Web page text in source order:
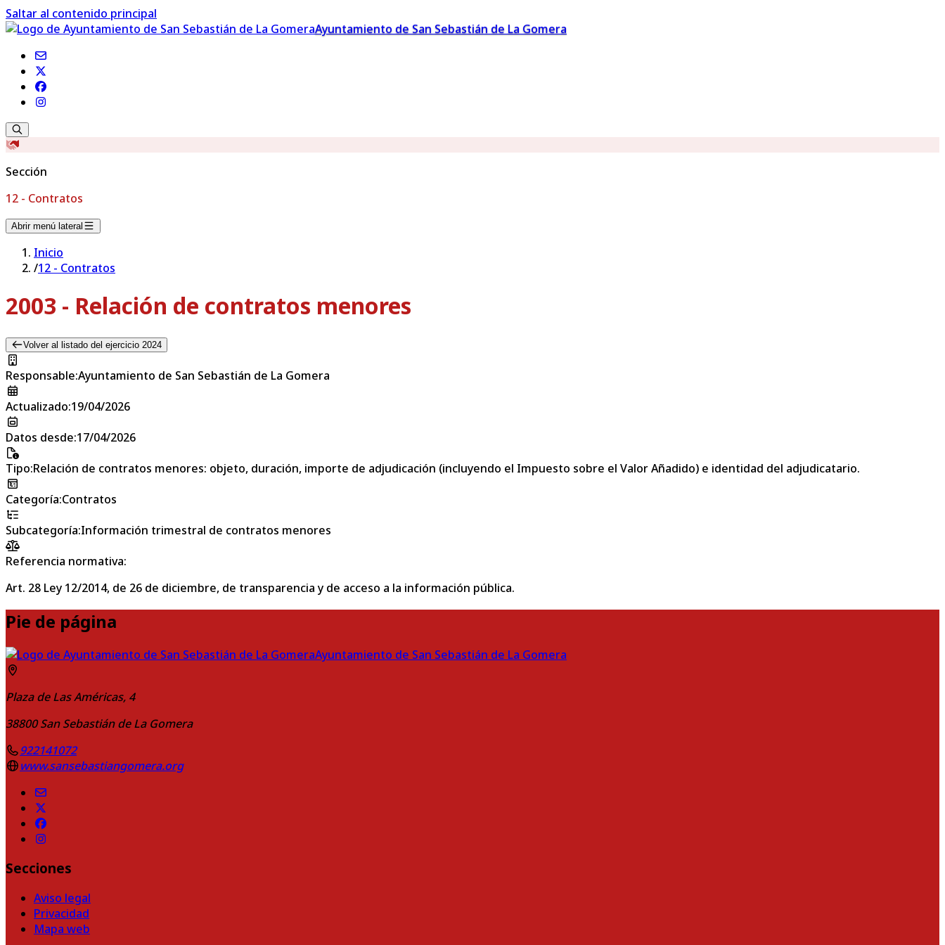
Saltar al contenido principal
Ayuntamiento de San Sebastián de La Gomera
Sección
12 - Contratos
Abrir menú lateral
Inicio
/12 - Contratos
2003 - Relación de contratos menores
Volver al listado del ejercicio 2024
Responsable:Ayuntamiento de San Sebastián de La Gomera
Actualizado:19/04/2026
Datos desde:17/04/2026
Tipo:Relación de contratos menores: objeto, duración, importe de adjudicación (incluyendo el Impuesto sobre el Valor Añadido) e identidad del adjudicatario.
Categoría:Contratos
Subcategoría:Información trimestral de contratos menores
Referencia normativa:
Art. 28 Ley 12/2014, de 26 de diciembre, de transparencia y de acceso a la información pública.
Pie de página
Ayuntamiento de San Sebastián de La Gomera
Plaza de Las Américas, 4
38800 San Sebastián de La Gomera
922141072
www.sansebastiangomera.org
Secciones
Aviso legal
Privacidad
Mapa web